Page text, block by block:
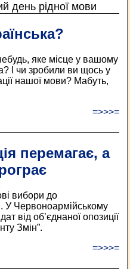
день рідної мови
яке місце у вашому
І чи зробили ви щось у
нашої мови? Мабуть,
=>>>=
перемагає, а
вибори до
У Червоноармійському
від об’єднаної опозиції
Змін”.
=>>>=